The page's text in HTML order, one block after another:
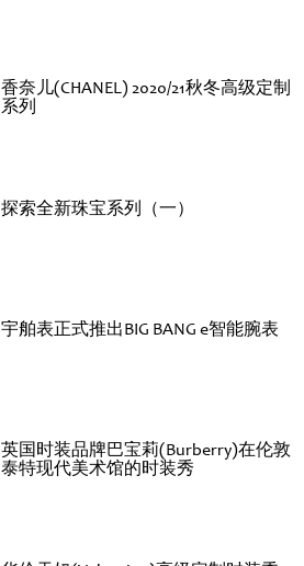
香奈儿(CHANEL) 2020/21秋冬高级定制
系列
探索全新珠宝系列（一）
宇舶表正式推出BIG BANG e智能腕表
英国时装品牌巴宝莉(Burberry)在伦敦
泰特现代美术馆的时装秀